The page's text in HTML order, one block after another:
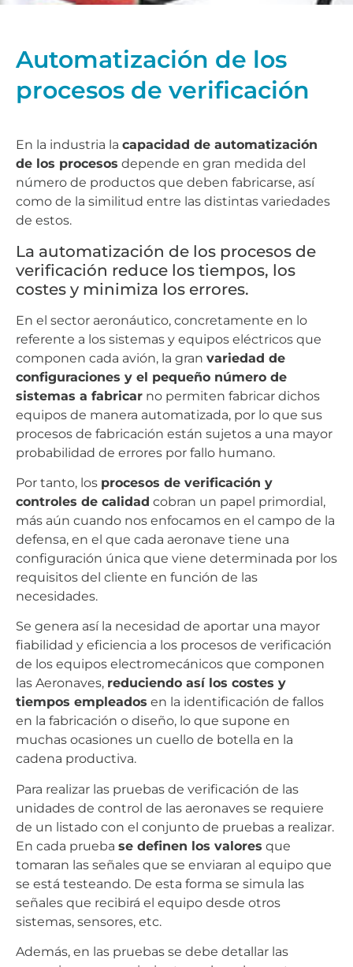
Automatización de los
procesos de verificación
En la industria la capacidad de automatización
de los procesos depende en gran medida del
número de productos que deben fabricarse, así
como de la similitud entre las distintas variedades
de estos.
La automatización de los procesos de
verificación reduce los tiempos, los
costes y minimiza los errores.
En el sector aeronáutico, concretamente en lo
referente a los sistemas y equipos eléctricos que
componen cada avión, la gran variedad de
configuraciones y el pequeño número de
sistemas a fabricar no permiten fabricar dichos
equipos de manera automatizada, por lo que sus
procesos de fabricación están sujetos a una mayor
probabilidad de errores por fallo humano.
Por tanto, los procesos de verificación y
controles de calidad cobran un papel primordial,
más aún cuando nos enfocamos en el campo de la
defensa, en el que cada aeronave tiene una
configuración única que viene determinada por los
requisitos del cliente en función de las
necesidades.
Se genera así la necesidad de aportar una mayor
fiabilidad y eficiencia a los procesos de verificación
de los equipos electromecánicos que componen
las Aeronaves, reduciendo así los costes y
tiempos empleados en la identificación de fallos
en la fabricación o diseño, lo que supone en
muchas ocasiones un cuello de botella en la
cadena productiva.
Para realizar las pruebas de verificación de las
unidades de control de las aeronaves se requiere
de un listado con el conjunto de pruebas a realizar.
En cada prueba se definen los valores que
tomaran las señales que se enviaran al equipo que
se está testeando. De esta forma se simula las
señales que recibirá el equipo desde otros
sistemas, sensores, etc.
Además, en las pruebas se debe detallar las